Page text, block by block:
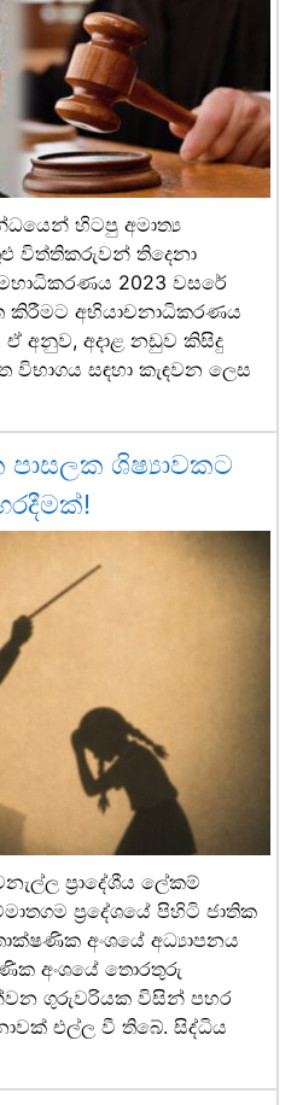
හිටපු අමාත්‍ය
විත්තිකරුවන් තිදෙනා
2023 වසරේ
කිරීමට අභියාචනාධිකරණය
අනුව, අදාළ නඩුව කිසිදු
විභාගය සඳහා කැඳවන ලෙස
පාසලක ශිෂ්‍යාවකට
ප්‍රාදේශීය ලේකම්
ප්‍රදේශයේ පිහිටි ජාතික
අංශයේ අධ්‍යාපනය
අංශයේ තොරතුරු
ගුරුවරියක විසින් පහර
එල්ල වී තිබේ. සිද්ධිය